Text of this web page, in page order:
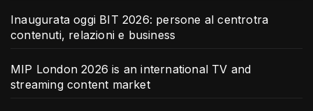
Inaugurata oggi BIT 2026: persone al centrotra
contenuti, relazioni e business
MIP London 2026 is an international TV and
streaming content market